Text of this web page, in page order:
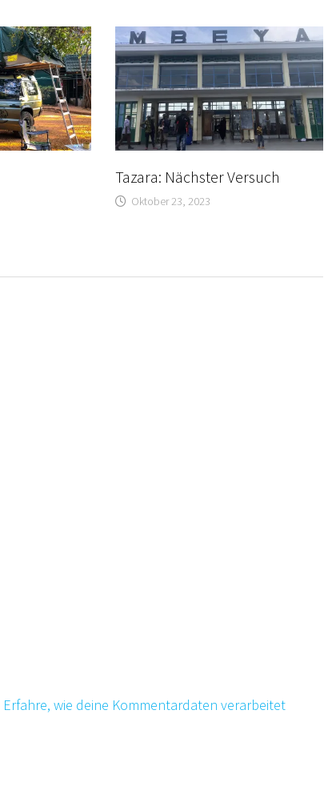
Tazara: Nächster Versuch
Oktober 23, 2023
Erfahre, wie deine Kommentardaten verarbeitet